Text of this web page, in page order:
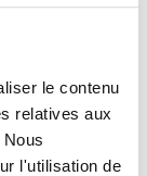
le contenu
relatives aux
l'utilisation de